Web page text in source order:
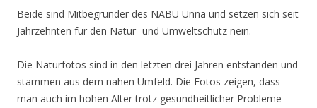
Beide sind Mitbegründer des NABU Unna und setzen sich seit
Jahrzehnten für den Natur- und Umweltschutz nein.
Die Naturfotos sind in den letzten drei Jahren entstanden und
stammen aus dem nahen Umfeld. Die Fotos zeigen, dass
man auch im hohen Alter trotz gesundheitlicher Probleme